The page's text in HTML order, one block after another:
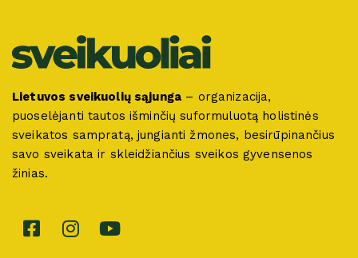
Lietuvos sveikuolių sąjunga – organizacija,
puoselėjanti tautos išminčių suformuluotą holistinės
sveikatos sampratą, jungianti žmones, besirūpinančius
savo sveikata ir skleidžiančius sveikos gyvensenos
žinias.